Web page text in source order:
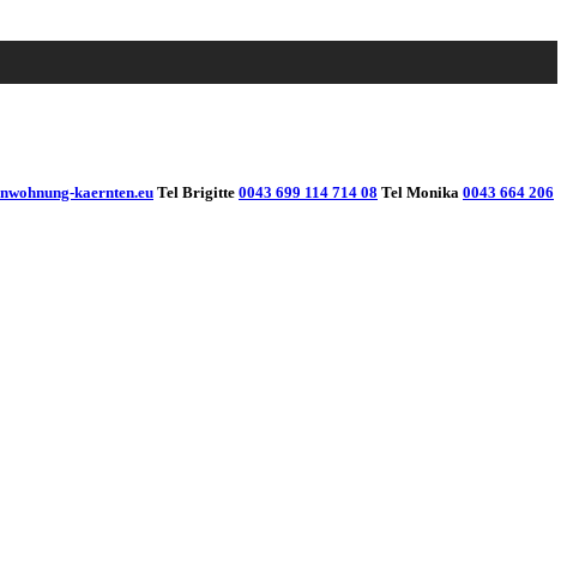
kaernten.euTel Brigitte 0043 699 114 714 08 Tel Monika 0043 664 206